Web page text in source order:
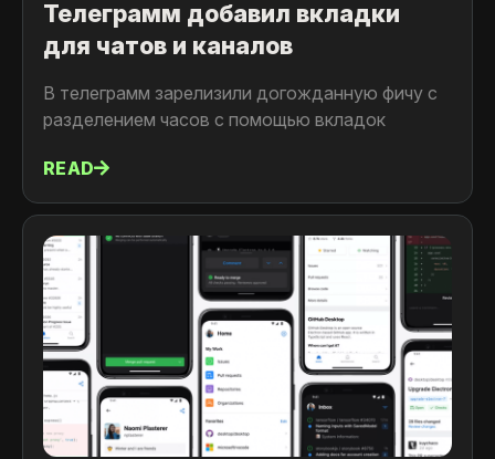
Телеграмм добавил вкладки
для чатов и каналов
В телеграмм зарелизили догожданную фичу с
разделением часов с помощью вкладок
READ